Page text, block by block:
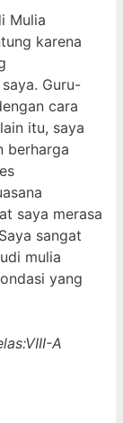
Mulia
karena
Guru-
cara
itu, saya
berharga
saya merasa
sangat
mulia
yang
A